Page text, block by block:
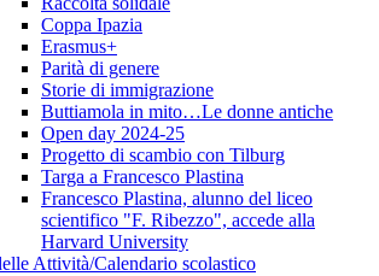
Coppa Ipazia
Erasmus+
Parità di genere
Storie di immigrazione
Buttiamola in mito…Le donne antiche
Open day 2024-25
Progetto di scambio con Tilburg
Targa a Francesco Plastina
Francesco Plastina, alunno del liceo
scientifico "F. Ribezzo", accede alla
Harvard University
Attività/Calendario scolastico